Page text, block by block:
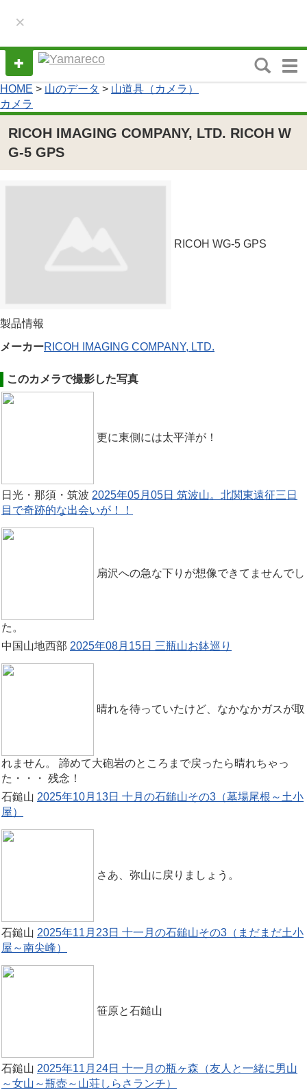
×
M
e
u
HOME > 山のデータ > 山道具（カメラ）
カメラ
RICOH IMAGING COMPANY, LTD. RICOH W
G-5 GPS
RICOH WG-5 GPS
製品情報
メーカーRICOH IMAGING COMPANY, LTD.
このカメラで撮影した写真
更に東側には太平洋が！
日光・那須・筑波 2025年05月05日 筑波山。北関東遠征三日
目で奇跡的な出会いが！！
扇沢への急な下りが想像できてませんでし
た。
中国山地西部 2025年08月15日 三瓶山お鉢巡り
晴れを待っていたけど、なかなかガスが取
れません。 諦めて大砲岩のところまで戻ったら晴れちゃっ
た・・・ 残念！
石鎚山 2025年10月13日 十月の石鎚山その3（墓場尾根～土小
屋）
さあ、弥山に戻りましょう。
石鎚山 2025年11月23日 十一月の石鎚山その3（まだまだ土小
屋～南尖峰）
笹原と石鎚山
石鎚山 2025年11月24日 十一月の瓶ヶ森（友人と一緒に男山
～女山～瓶壺～山荘しらさランチ）